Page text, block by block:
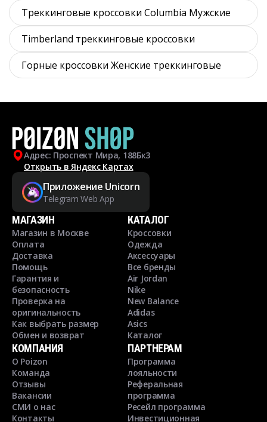
Треккинговые кроссовки Columbia Мужские
Timberland треккинговые кроссовки
Горные кроссовки Женские треккинговые
Адрес: Проспект Мира, 188Бк3
Открыть в Яндекс Картах
Приложение Unicorn
Telegram Web App
МАГАЗИН
Магазин в Москве
Оплата
Доставка
Помощь
Гарантия и
безопасность
Проверка на
оригинальность
Как выбрать размер
Обмен и возврат
КАТАЛОГ
Кроссовки
Одежда
Аксессуары
Все бренды
Air Jordan
Nike
New Balance
Adidas
Asics
Каталог
КОМПАНИЯ
О Poizon
Команда
Отзывы
Вакансии
СМИ о нас
Контакты
ПАРТНЕРАМ
Программа
лояльности
Реферальная
программа
Ресейл программа
Инвестиционная